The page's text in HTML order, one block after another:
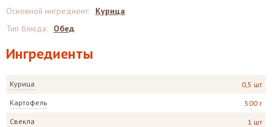
Ингредиенты
Курица 0,5 шт
Картофель 500 г
Свекла 1 шт
Основной ингредиент:
Курица
Тип блюда: Обед